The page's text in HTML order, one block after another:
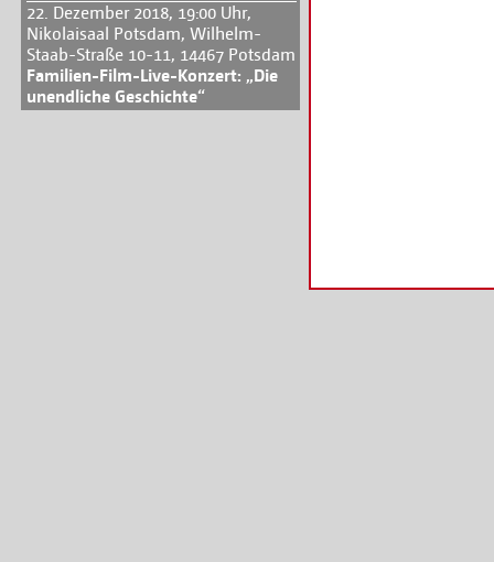
22. Dezember 2018, 19:00 Uhr,
Nikolaisaal Potsdam, Wilhelm-
Staab-Straße 10-11, 14467 Potsdam
Familien-Film-Live-Konzert: „Die
unendliche Geschichte“